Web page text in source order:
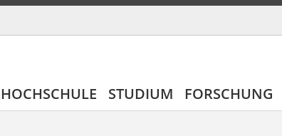
HOCHSCHULE STUDIUM FORSCHUNG